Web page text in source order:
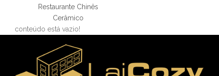
Restaurante Chinês
Cerâmico
conteúdo está vazio!